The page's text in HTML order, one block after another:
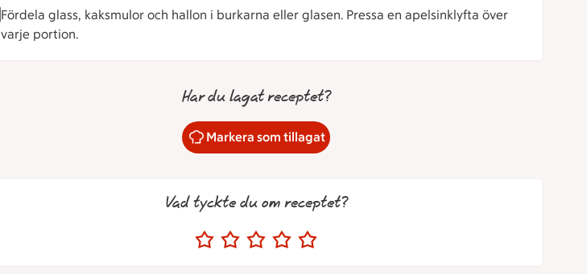
Fördela glass, kaksmulor och hallon i burkarna eller glasen. Pressa en apelsinklyfta över
varje portion.
Har du lagat receptet?
Markera som tillagat
Vad tyckte du om receptet?